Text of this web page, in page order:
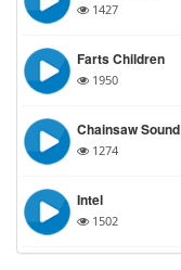
1427
Farts Children
1950
Chainsaw Sound
1274
Intel
1502